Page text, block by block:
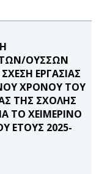
ΟΥΣΣΩΝ
ΕΡΓΑΣΙΑΣ
ΧΡΟΝΟΥ ΤΟΥ
ΤΗΣ ΣΧΟΛΗΣ
ΤΟ ΧΕΙΜΕΡΙΝΟ
ΕΤΟΥΣ 2025-